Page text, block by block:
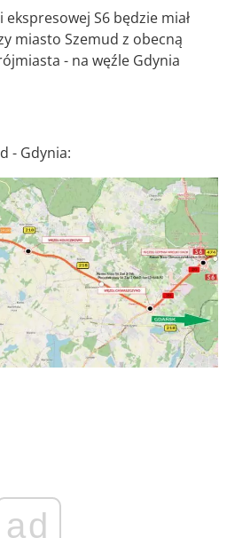
S6 będzie miał
miasto Szemud z obecną
- na węźle Gdynia
- Gdynia:
ad